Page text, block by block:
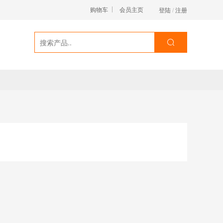
购物车 会员主页 登陆/注册